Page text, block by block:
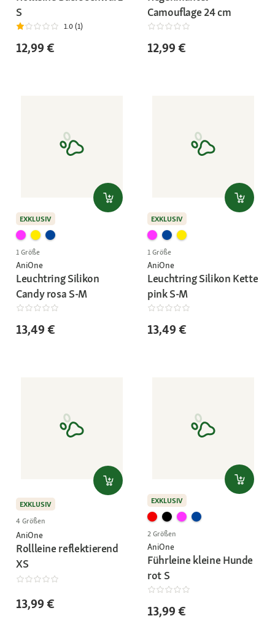
S
1.0 (1)
12,99 €
Camouflage 24 cm
12,99 €
EXKLUSIV
1 Größe
AniOne
Leuchtring Silikon
Candy rosa S-M
13,49 €
EXKLUSIV
1 Größe
AniOne
Leuchtring Silikon Kette
pink S-M
13,49 €
EXKLUSIV
4 Größen
AniOne
Rollleine reflektierend
XS
13,99 €
EXKLUSIV
2 Größen
AniOne
Führleine kleine Hunde
rot S
13,99 €